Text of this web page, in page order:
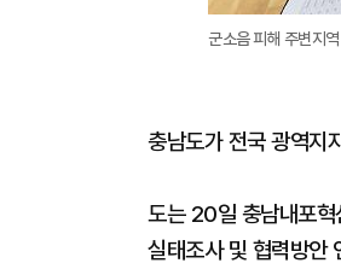
군소음 피해 주변지
충남도가 전국 광역지
도는 20일 충남내포혁
실태조사 및 협력방안